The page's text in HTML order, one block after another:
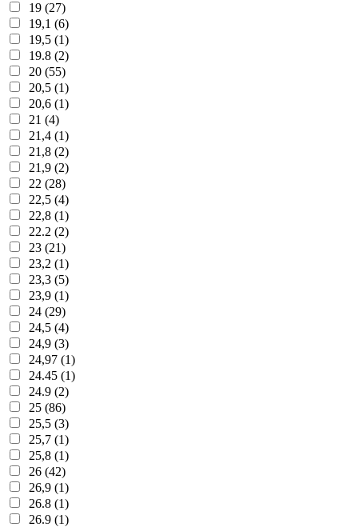
19 (27)
19,1 (6)
19,5 (1)
19.8 (2)
20 (55)
20,5 (1)
20,6 (1)
21 (4)
21,4 (1)
21,8 (2)
21,9 (2)
22 (28)
22,5 (4)
22,8 (1)
22.2 (2)
23 (21)
23,2 (1)
23,3 (5)
23,9 (1)
24 (29)
24,5 (4)
24,9 (3)
24,97 (1)
24.45 (1)
24.9 (2)
25 (86)
25,5 (3)
25,7 (1)
25,8 (1)
26 (42)
26,9 (1)
26.8 (1)
26.9 (1)